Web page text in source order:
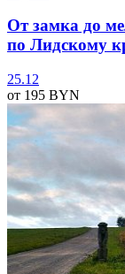
От замка до
по Лидскому
25.12
от 195 BYN